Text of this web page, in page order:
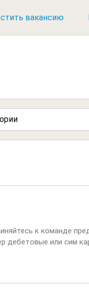
вакансию
к команде
дебетовые или сим